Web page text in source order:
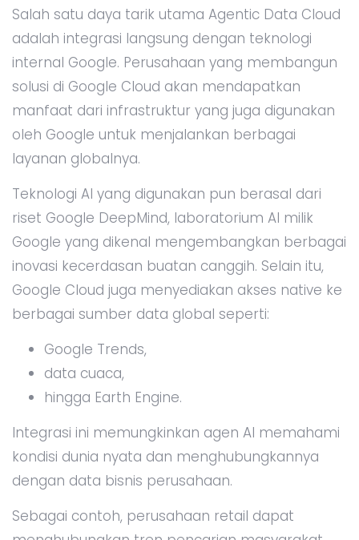
Salah satu daya tarik utama Agentic Data Cloud
adalah integrasi langsung dengan teknologi
internal Google. Perusahaan yang membangun
solusi di Google Cloud akan mendapatkan
manfaat dari infrastruktur yang juga digunakan
oleh Google untuk menjalankan berbagai
layanan globalnya.
Teknologi AI yang digunakan pun berasal dari
riset Google DeepMind, laboratorium AI milik
Google yang dikenal mengembangkan berbagai
inovasi kecerdasan buatan canggih. Selain itu,
Google Cloud juga menyediakan akses native ke
berbagai sumber data global seperti:
Google Trends,
data cuaca,
hingga Earth Engine.
Integrasi ini memungkinkan agen AI memahami
kondisi dunia nyata dan menghubungkannya
dengan data bisnis perusahaan.
Sebagai contoh, perusahaan retail dapat